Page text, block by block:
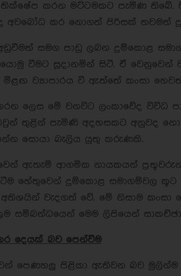
කරන මට්ටමකට පැමිණ තිබේ.
අවබෝධ කර නොගත් පිරිසක් තවමත්
සමග පාඩු ලබන දුම්කොළ
යොමු වීමට සූදානමින් සිටී. ඒ
ව්‍යාපාරය වී ඇත්තේ කංසා හෙවත්
ලෙස මේ වනවිට ලංකාවේද විවිධ
තුළින් පැමිණි අදහසකට අනුවද
සොයා බැලිය යුතු කරුණකි.
ඇතැම් ආගමික නායකයන්
හේතුවෙන් දුම්කොළ සමාගම්වල කූට
වැදගත් වේ. මේ නිසාම කංසා
සම්බන්ධයෙන් මෙම ලිපියෙන්
දෙයක් බව පෙන්වීම
පෙණහලු පිළිකා ඇතිවන බව මුලින්ම